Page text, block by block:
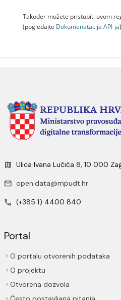
Također možete pristupiti ovom
(pogledajte Dokumenаtаcijа API-jа